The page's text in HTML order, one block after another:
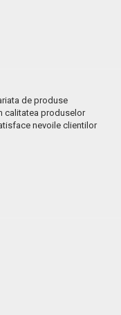
de produse
calitatea produselor
nevoile clientilor